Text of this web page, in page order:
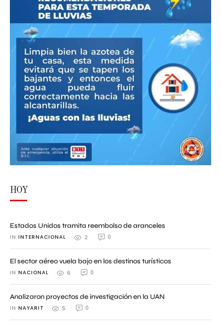
HOY
Estados Unidos tramita reembolso de aranceles
IN INTERNACIONAL 2 0
El sector aéreo vuela bajo en los destinos turísticos
IN NACIONAL 6 0
Analizaron proyectos de investigación en la UAN
IN NAYARIT 5 0